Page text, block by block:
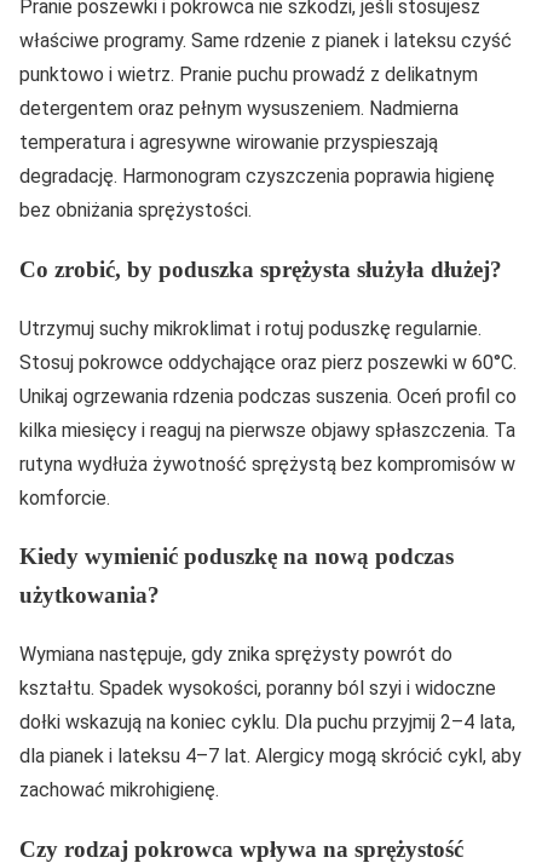
Pranie poszewki i pokrowca nie szkodzi, jeśli stosujesz
właściwe programy. Same rdzenie z pianek i lateksu czyść
punktowo i wietrz. Pranie puchu prowadź z delikatnym
detergentem oraz pełnym wysuszeniem. Nadmierna
temperatura i agresywne wirowanie przyspieszają
degradację. Harmonogram czyszczenia poprawia higienę
bez obniżania sprężystości.
Co zrobić, by poduszka sprężysta służyła dłużej?
Utrzymuj suchy mikroklimat i rotuj poduszkę regularnie.
Stosuj pokrowce oddychające oraz pierz poszewki w 60°C.
Unikaj ogrzewania rdzenia podczas suszenia. Oceń profil co
kilka miesięcy i reaguj na pierwsze objawy spłaszczenia. Ta
rutyna wydłuża żywotność sprężystą bez kompromisów w
komforcie.
Kiedy wymienić poduszkę na nową podczas
użytkowania?
Wymiana następuje, gdy znika sprężysty powrót do
kształtu. Spadek wysokości, poranny ból szyi i widoczne
dołki wskazują na koniec cyklu. Dla puchu przyjmij 2–4 lata,
dla pianek i lateksu 4–7 lat. Alergicy mogą skrócić cykl, aby
zachować mikrohigienę.
Czy rodzaj pokrowca wpływa na sprężystość